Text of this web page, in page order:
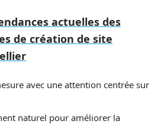
actuelles des
de création de site
avec une attention centrée sur
naturel pour améliorer la